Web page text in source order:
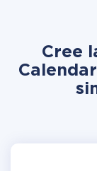
Cree